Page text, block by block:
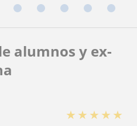
alumnos y ex-
★ ★ ★ ★ ★